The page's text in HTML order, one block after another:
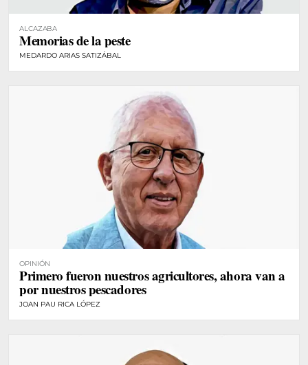
ALCAZABA
Memorias de la peste
MEDARDO ARIAS SATIZÁBAL
OPINIÓN
Primero fueron nuestros agricultores, ahora van a
por nuestros pescadores
JOAN PAU RICA LÓPEZ